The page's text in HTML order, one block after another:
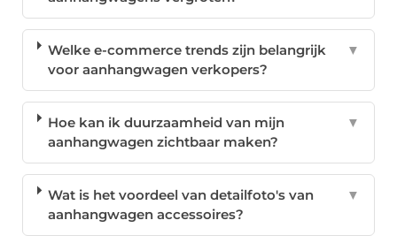
Welke e-commerce trends zijn belangrijk
voor aanhangwagen verkopers?
▼
Hoe kan ik duurzaamheid van mijn
aanhangwagen zichtbaar maken?
▼
Wat is het voordeel van detailfoto's van
aanhangwagen accessoires?
▼